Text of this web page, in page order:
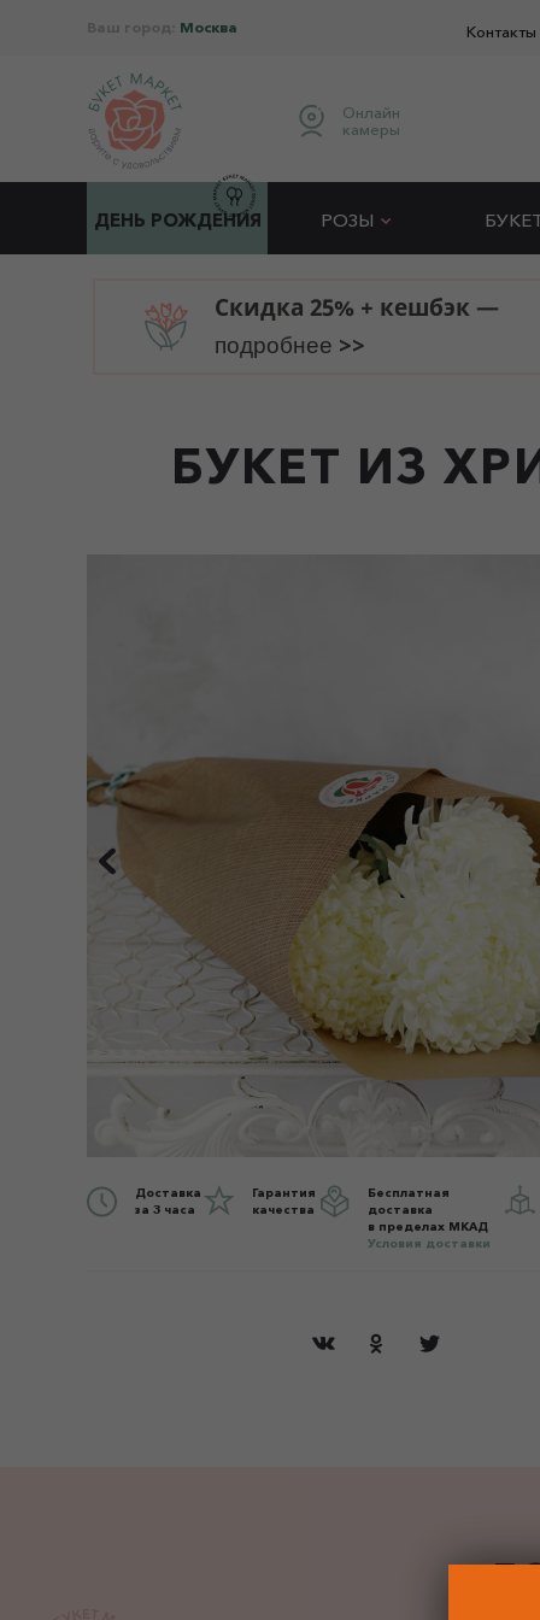
Ваш город: Москва Контакты
Онлайн
камеры
ДЕНЬ РОЖДЕНИЯ РОЗЫ
Скидка 25% + кешбэк —
подробнее >>
БУКЕТ ИЗ
Доставка
за 3 часа
Гарантия
качества
Бесплатная
доставка
в пределах МКАД
Условия доставки